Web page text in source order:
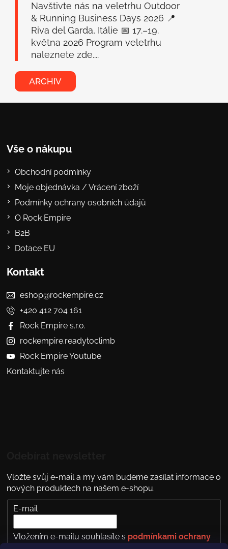
Navštivte nás na veletrhu Outdoor
& Running Business Days 2026 📍
Riva del Garda, Itálie 📅 17.–19.
května 2026 Program veletrhu
naleznete zde....
ARCHIV
Vše o nákupu
Obchodní podmínky
Moje objednávka / Vrácení zboží
Podmínky ochrany osobních údajů
O Rock Empire
B2B
Dotace EU
Kontakt
eshop@rockempire.cz
+420 412 704 161
Rock Empire s.r.o.
rockempire.readytoclimb
Rock Empire Youtube
Kontaktujte nás
Vložte svůj e-mail a my vám budeme zasílat informace o
nových produktech na našem e-shopu.
E-mail
Vložením e-mailu souhlasíte s podmínkami ochrany